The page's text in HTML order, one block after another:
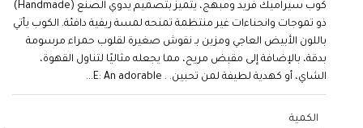
كوب سيراميك فريد ومبهج، يتميز بتصميم يدوي الصنع (Handmade)
ذو تموجات وانحناءات غير منتظمة تمنحه لمسة ريفية دافئة. الكوب يأتي
باللون الأبيض العاجي ومزين بـ نقوش صغيرة لقلوب حمراء مرسومة
بدقة، بالإضافة إلى مقبض مريح، مما يجعله مثاليًا لتناول القهوة،
الشاي، أو كهدية لطيفة لمن تحبين. . E: An adorable...
الكمية